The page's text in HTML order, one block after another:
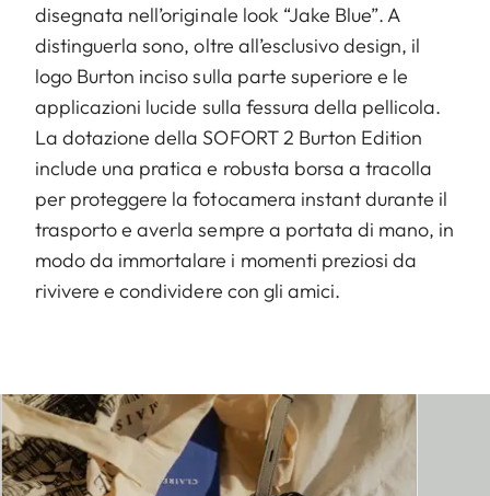
disegnata nell’originale look “Jake Blue”. A
distinguerla sono, oltre all’esclusivo design, il
logo Burton inciso sulla parte superiore e le
applicazioni lucide sulla fessura della pellicola.
La dotazione della SOFORT 2 Burton Edition
include una pratica e robusta borsa a tracolla
per proteggere la fotocamera instant durante il
trasporto e averla sempre a portata di mano, in
modo da immortalare i momenti preziosi da
rivivere e condividere con gli amici.